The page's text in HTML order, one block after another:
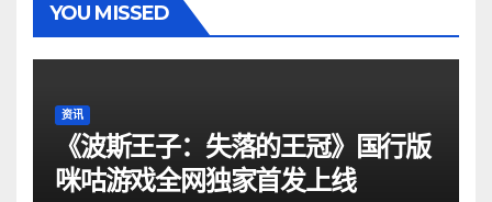
YOU MISSED
资讯
《波斯王子：失落的王冠》国行版
咪咕游戏全网独家首发上线